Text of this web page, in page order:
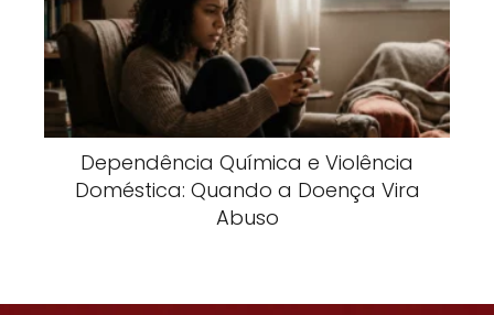
Dependência Química e Violência
Doméstica: Quando a Doença Vira
Abuso